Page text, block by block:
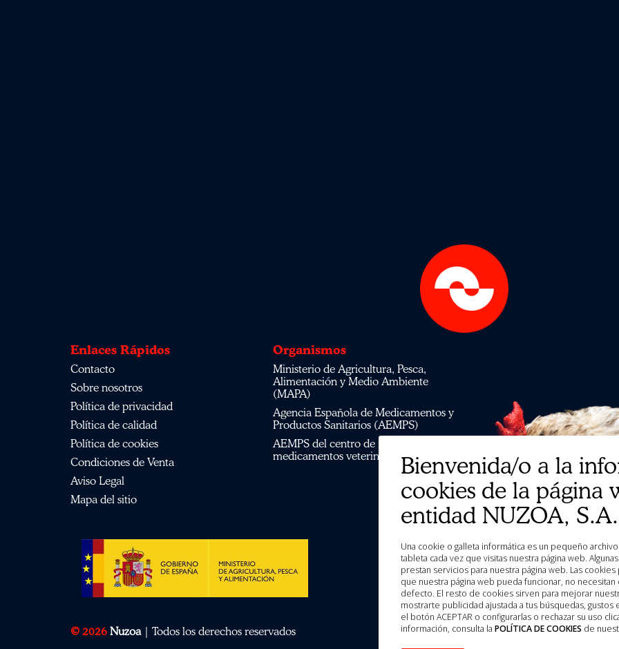
Enlaces Rápidos
Contacto
Sobre nosotros
Política de privacidad
Política de calidad
Política de cookies
Condiciones de Venta
Aviso Legal
Mapa del sitio
Organismos
Ministerio de Agricultura, Pesca,
Alimentación y Medio Ambiente
(MAPA)
Agencia Española de Medicamentos y
Productos Sanitarios (AEMPS)
AEMPS del centro de información de
medicamentos veterinarios CIMAVET
© 2026 Nuzoa | Todos los derechos reservados
Bienvenida/o a la
cookies de la página
entidad NUZOA,
Una cookie o galleta informática es un pequeño archivo de información que se guarda en tu ordenador, “smartphone” o
tableta cada vez que visitas nuestra página web.
prestan servicios para nuestra página web. Las
que nuestra página web pueda funcionar, no
defecto. El resto de cookies sirven para mejorar
mostrarte publicidad ajustada a tus búsquedas,
el botón ACEPTAR o configurarlas o rechazar su uso
información, consulta laPOLÍTICA DE COOKIES de